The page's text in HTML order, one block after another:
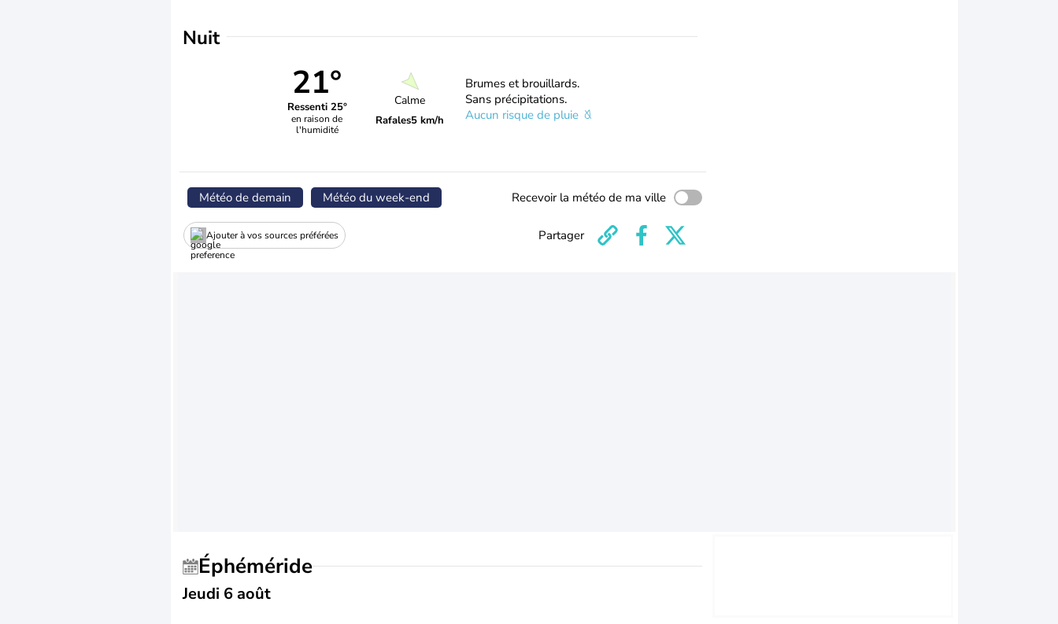
Nuit
21°
Ressenti 25°
en raison de
l'humidité
Calme
Rafales5 km/h
Brumes et brouillards.
Sans précipitations.
Aucun risque de pluie
Météo de demain Météo du week-end Recevoir la météo de ma ville
Ajouter à vos sources préférées Partager
Éphéméride
Jeudi 6 août